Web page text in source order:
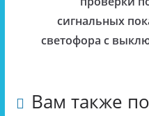
сигнальных
светофора с
Вам также